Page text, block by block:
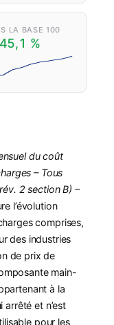
LA BASE 100
%
du coût
– Tous
2 section B) –
l’évolution
comprises,
des industries
de prix de
main-
à la
arrêté et n’est
pour les